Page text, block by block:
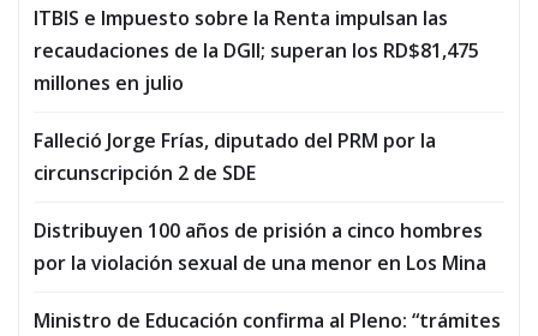
ITBIS e Impuesto sobre la Renta impulsan las
recaudaciones de la DGII; superan los RD$81,475
millones en julio
Falleció Jorge Frías, diputado del PRM por la
circunscripción 2 de SDE
Distribuyen 100 años de prisión a cinco hombres
por la violación sexual de una menor en Los Mina
Ministro de Educación confirma al Pleno: “trámites